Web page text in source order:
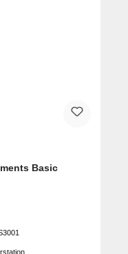
Basic